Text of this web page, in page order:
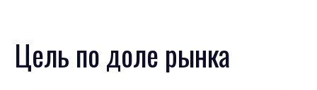
Цель по доле рынка